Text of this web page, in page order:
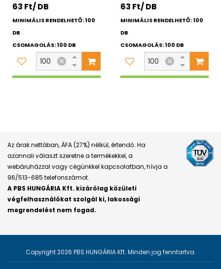
63 Ft/ DB
MINIMÁLIS RENDELHETŐ: 100
DB
CSOMAGOLÁS: 100 DB
63 Ft/ DB
MINIMÁLIS RENDELHETŐ: 100
DB
CSOMAGOLÁS: 100 DB
Az árak nettóban, ÁFA (27%) nélkül, értendő. Ha
azonnali választ szeretne a termékekkel, a
webáruházzal vagy cégünkkel kapcsolatban, hívja a
96/513-685 telefonszámot.
A PBS HUNGÁRIA Kft. kizárólag közületi
végfelhasználókat szolgál ki, lakossági
megrendelést nem fogad.
Copyright 2026 PBS HUNGÁRIA Kft. Minden jog fenntartva.